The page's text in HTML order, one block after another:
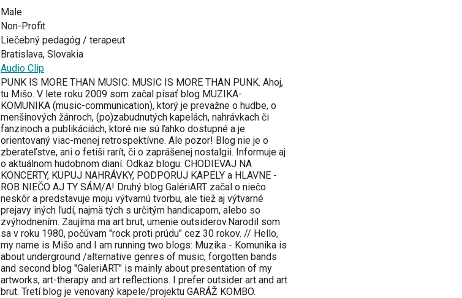
Male
Non-Profit
Liečebný pedagóg / terapeut
Bratislava, Slovakia
Audio Clip
PUNK IS MORE THAN MUSIC. MUSIC IS MORE THAN PUNK. Ahoj,
tu Mišo. V lete roku 2009 som začal písať blog MUZIKA-
KOMUNIKA (music-communication), ktorý je prevažne o hudbe, o
menšinových žánroch, (po)zabudnutých kapelách, nahrávkach či
fanzinoch a publikáciách, ktoré nie sú ľahko dostupné a je
orientovaný viac-menej retrospektívne. Ale pozor! Blog nie je o
zberateľstve, ani o fetiši rarít, či o zaprášenej nostalgii. Informuje aj
o aktuálnom hudobnom dianí. Odkaz blogu: CHODIEVAJ NA
KONCERTY, KUPUJ NAHRÁVKY, PODPORUJ KAPELY a HLAVNE -
ROB NIEČO AJ TY SÁM/A! Druhý blog GalériART začal o niečo
neskôr a predstavuje moju výtvarnú tvorbu, ale tiež aj výtvarné
prejavy iných ľudí, najmä tých s určitým handicapom, alebo so
zvýhodnením. Zaujíma ma art brut, umenie outsiderov.Narodil som
sa v roku 1980, počúvam "rock proti prúdu" cez 30 rokov. // Hello,
my name is Mišo and I am running two blogs: Muzika - Komunika is
about underground /alternative genres of music, forgotten bands
and second blog "GaleriART" is mainly about presentation of my
artworks, art-therapy and art reflections. I prefer outsider art and art
brut. Tretí blog je venovaný kapele/projektu GARÁŽ KOMBO.